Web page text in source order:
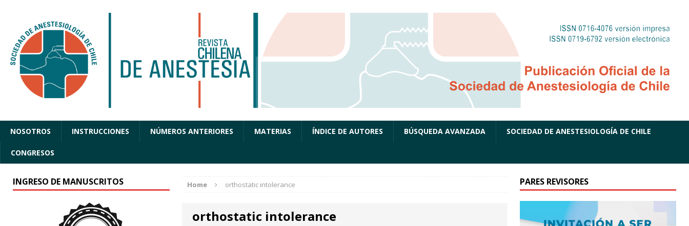
NOSOTROS INSTRUCCIONES NÚMEROS ANTERIORES MATERIAS ÍNDICE DE AUTORES BÚSQUEDA AVANZADA SOCIEDAD DE ANESTESIOLOGÍA DE CHILE
CONGRESOS
Home orthostatic intolerance
orthostatic intolerance
INGRESO DE MANUSCRITOS PARES REVISORES